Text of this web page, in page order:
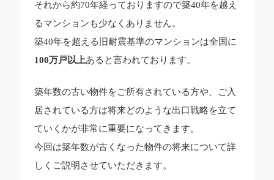
それから約70年経っておりますので築40年を越え
るマンションも少なくありません。
築40年を超える旧耐震基準のマンションは全国に
100万戸以上あると言われております。
築年数の古い物件をご所有されている方や、ご入
居されている方は将来どのような出口戦略を立て
ていくかが非常に重要になってきます。
今回は築年数が古くなった物件の将来について詳
しくご説明させていただきます。